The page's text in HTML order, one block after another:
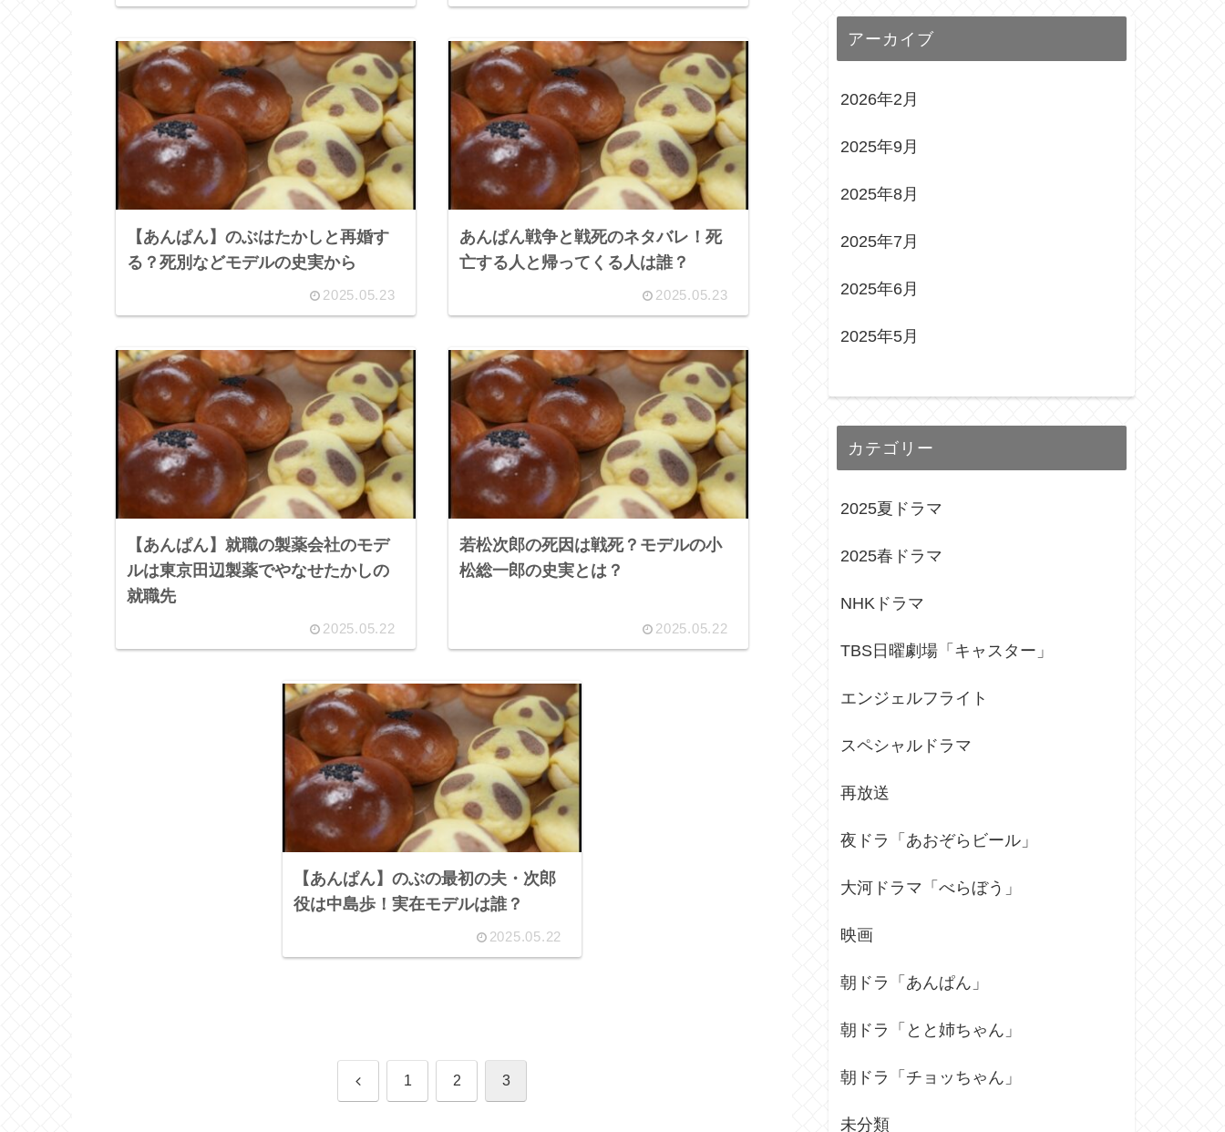
【あんぱん】のぶはたかしと再婚す
る？死別などモデルの史実から
2025.05.23
あんぱん戦争と戦死のネタバレ！死
亡する人と帰ってくる人は誰？
2025.05.23
【あんぱん】就職の製薬会社のモデ
ルは東京田辺製薬でやなせたかしの
就職先
2025.05.22
若松次郎の死因は戦死？モデルの小
松総一郎の史実とは？
2025.05.22
【あんぱん】のぶの最初の夫・次郎
役は中島歩！実在モデルは誰？
2025.05.22
前 1 2 3
アーカイブ
2026年2月
2025年9月
2025年8月
2025年7月
2025年6月
2025年5月
カテゴリー
2025夏ドラマ
2025春ドラマ
NHKドラマ
TBS日曜劇場「キャスター」
エンジェルフライト
スペシャルドラマ
再放送
夜ドラ「あおぞらビール」
大河ドラマ「べらぼう」
映画
朝ドラ「あんぱん」
朝ドラ「とと姉ちゃん」
朝ドラ「チョッちゃん」
未分類